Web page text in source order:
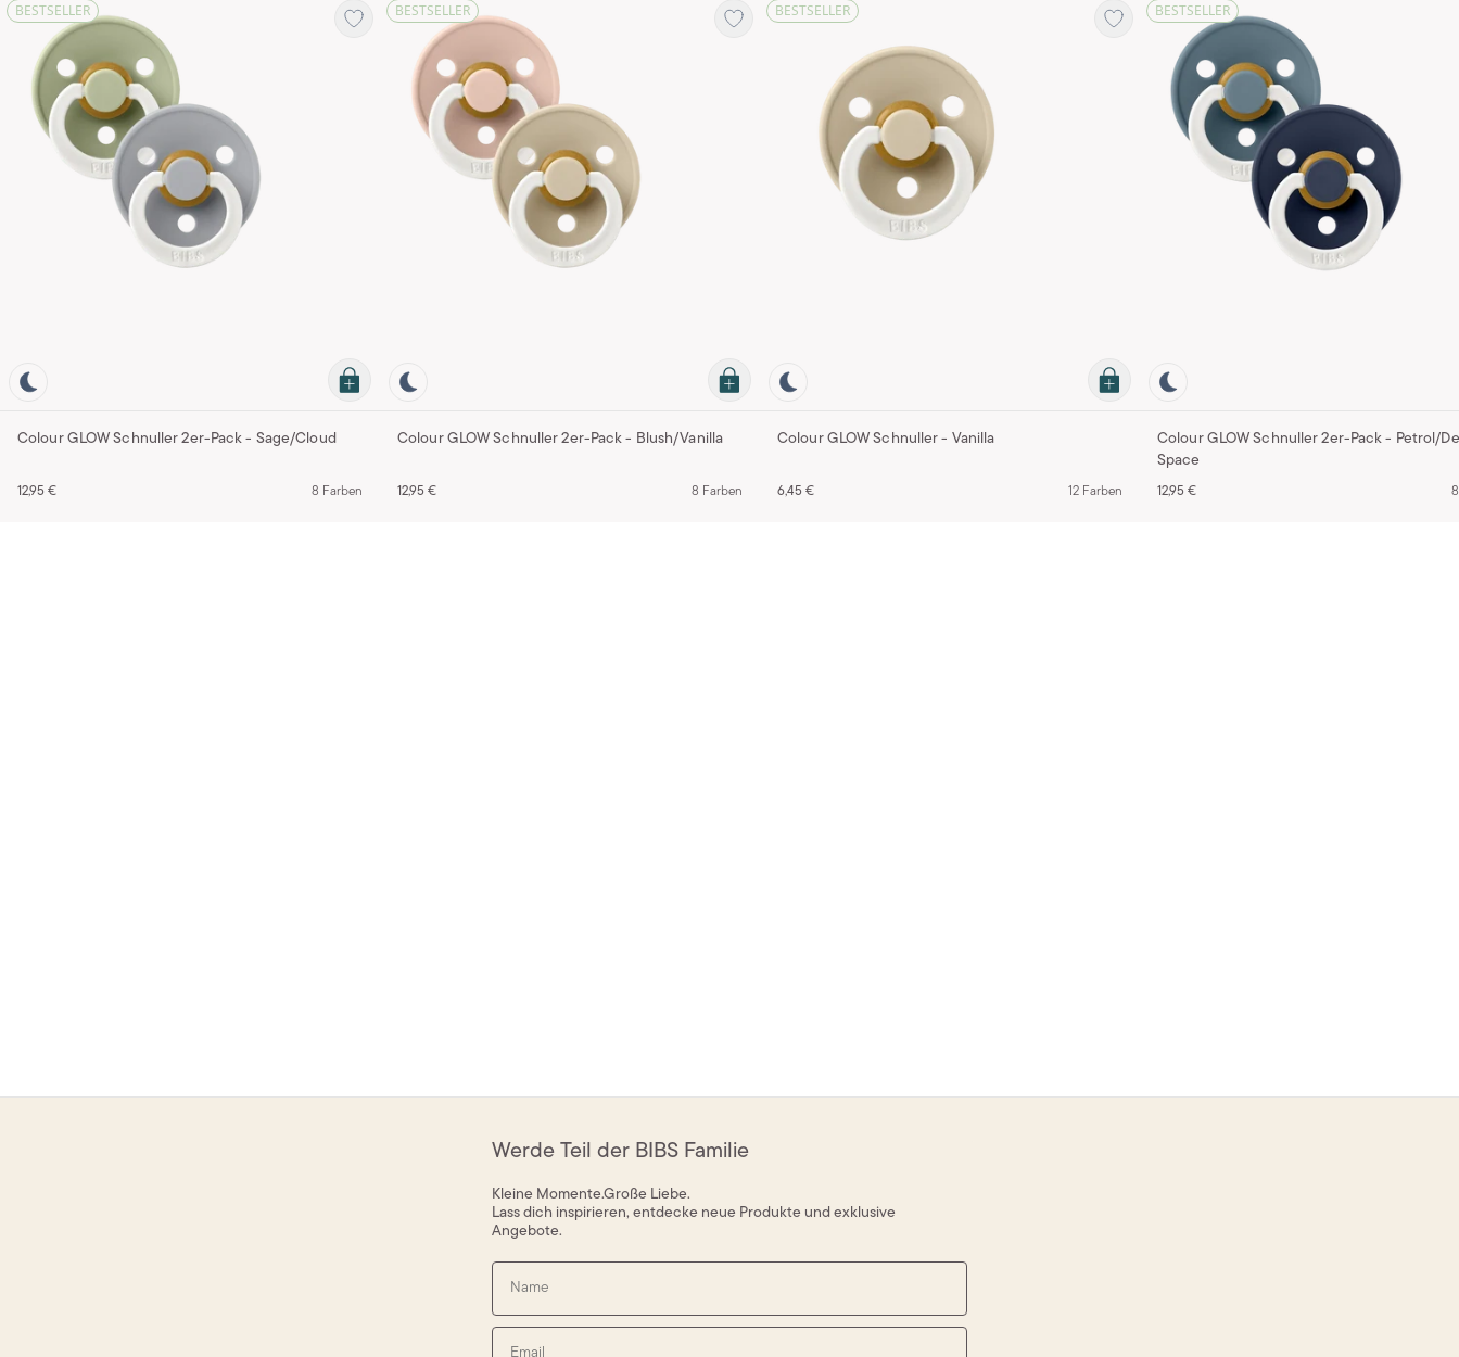
BESTSELLER
Colour GLOW Schnuller 2er-Pack - Sage/Cloud
12,95 € 8 Farben
BESTSELLER
Colour GLOW Schnuller 2er-Pack - Blush/Vanilla
12,95 € 8 Farben
BESTSELLER
Colour GLOW Schnuller - Vanilla
6,45 € 12 Farben
BESTSELLER
Colour GLOW Schnuller 2er-Pack - Petrol/
Space
12,95 €
Werde Teil der BIBS Familie
Kleine Momente.Große Liebe.
Lass dich inspirieren, entdecke neue Produkte und exklusive
Angebote.
Name
Email